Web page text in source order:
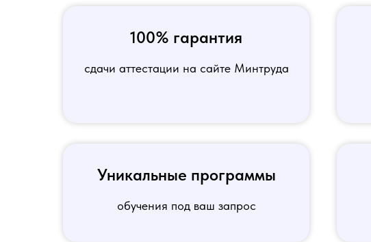
100% гарантия
сдачи аттестации на сайте Минтруда
Уникальные программы
обучения под ваш запрос